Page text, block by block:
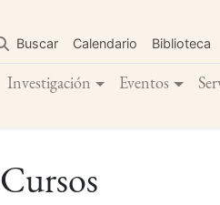
contenido
principal
Buscar Calendario Biblioteca
Investigación Eventos
Cursos